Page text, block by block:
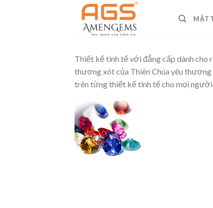
MẶT
Thiết kế tinh tế với đẳng cấp dành cho
thương xót của Thiên Chúa yêu
trên từng thiết kế tinh tế cho mọi người